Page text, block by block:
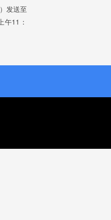
发送至
午11：